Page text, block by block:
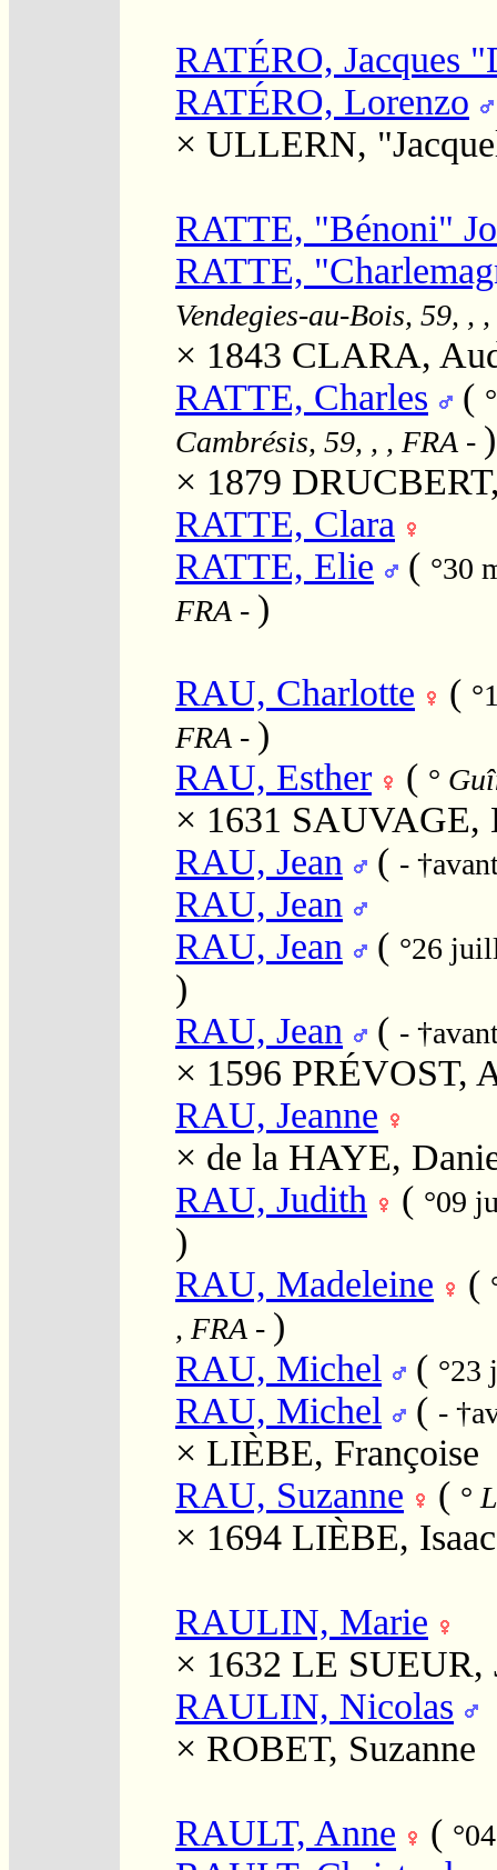
RATÉRO, Jacques
RATÉRO, Lorenzo
× ULLERN,
RATTE, "Bénoni"
RATTE,
Vendegies-au-Bois, 59, ,
× 1843 CLARA,
RATTE, Charles
(
Cambrésis, 59, , , FRA - )
× 1879
RATTE, Clara
RATTE, Elie
( °30
FRA - )
RAU, Charlotte (
FRA - )
RAU, Esther
( °
× 1631 SAUVAGE,
RAU, Jean
( -
RAU, Jean
RAU, Jean
( °26
)
RAU, Jean
( -
× 1596 PRÉVOST,
RAU, Jeanne
× de la HAYE,
RAU, Judith
( °09
)
RAU, Madeleine
(
, FRA - )
RAU, Michel
( °23
RAU, Michel ( -
× LIÈBE, Françoise
RAU, Suzanne
( °
× 1694 LIÈBE, Isaac
RAULIN, Marie
× 1632 LE SUEUR,
RAULIN, Nicolas
× ROBET, Suzanne
RAULT, Anne (